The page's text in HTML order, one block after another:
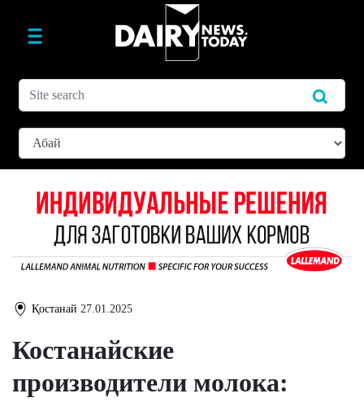
Қостанай 27.01.2025
Костанайские
производители молока: